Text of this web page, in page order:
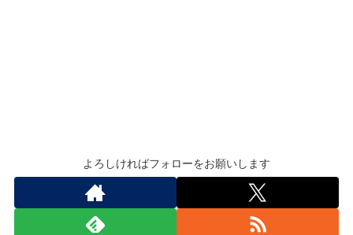
よろしければフォローをお願いします